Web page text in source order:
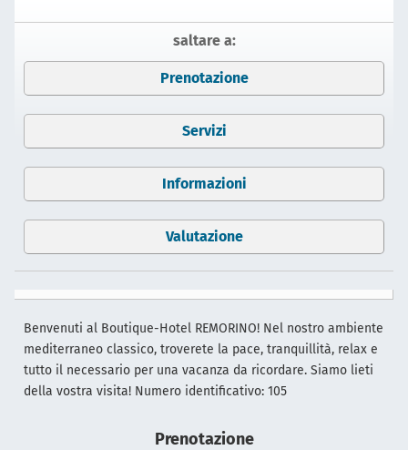
saltare a:
Prenotazione
Servizi
Informazioni
Valutazione
Benvenuti al Boutique-Hotel REMORINO! Nel nostro ambiente
mediterraneo classico, troverete la pace, tranquillità, relax e
tutto il necessario per una vacanza da ricordare. Siamo lieti
della vostra visita! Numero identificativo: 105
Prenotazione